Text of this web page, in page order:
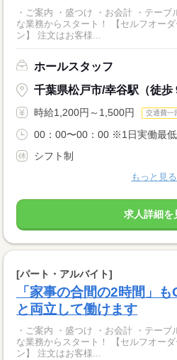
・ご案内 ・盛つけ ・お会計 ・テー
な業務からスタート！ 【セルフオーダー導入なので接客がカンタ
ン】 注文はお客様...
ホールスタッフ
千葉県松戸市/幸谷駅（徒歩
時給1,200円～1,500円 交通費一
00：00〜00：00 ※1日実働最
シフト制
もっと見る
求人詳細を
[パート・アルバイト]
「家事の合間の2時間」
と両立して働けます
・ご案内 ・盛つけ ・お会計 ・テー
な業務からスタート！ 【セルフオーダー導入なので接客がカンタ
ン】 注文はお客様...